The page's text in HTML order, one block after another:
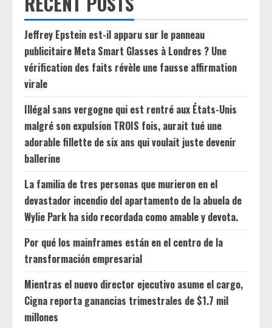
Jeffrey Epstein est-il apparu sur le panneau
publicitaire Meta Smart Glasses à Londres ? Une
vérification des faits révèle une fausse affirmation
virale
Illégal sans vergogne qui est rentré aux États-Unis
malgré son expulsion TROIS fois, aurait tué une
adorable fillette de six ans qui voulait juste devenir
ballerine
La familia de tres personas que murieron en el
devastador incendio del apartamento de la abuela de
Wylie Park ha sido recordada como amable y devota.
Por qué los mainframes están en el centro de la
transformación empresarial
Mientras el nuevo director ejecutivo asume el cargo,
Cigna reporta ganancias trimestrales de $1.7 mil
millones